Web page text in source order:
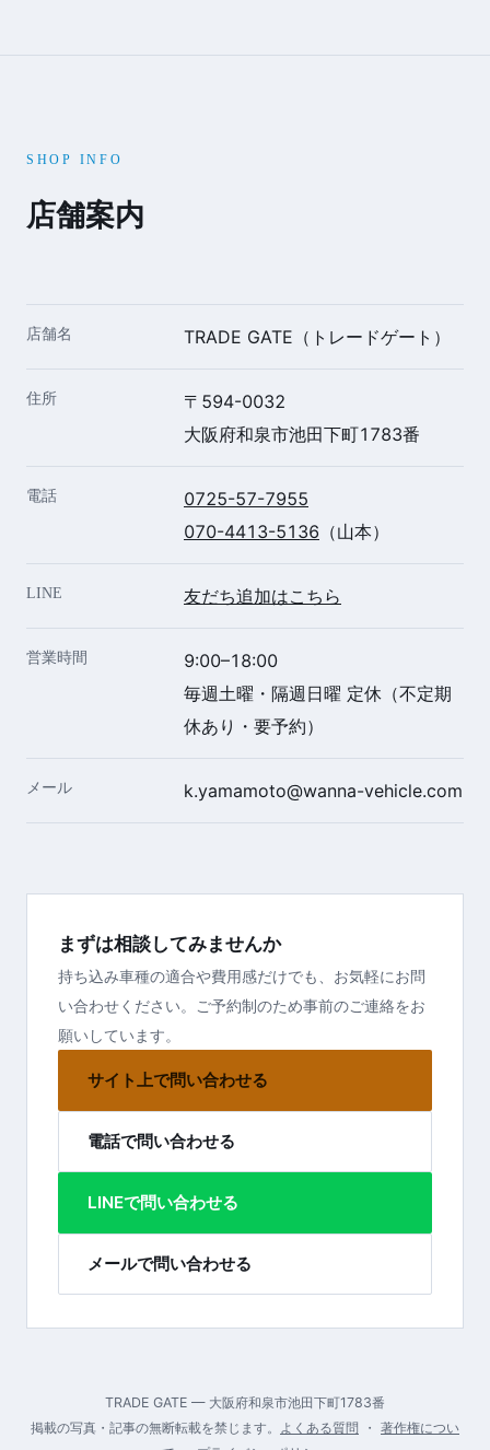
SHOP INFO
店舗案内
店舗名 TRADE GATE（トレードゲート）
住所
〒594-0032
大阪府和泉市池田下町1783番
電話
0725-57-7955
070-4413-5136 （山本）
LINE 友だち追加はこちら
営業時間
9:00–18:00
毎週土曜・隔週日曜 定休（不定期
休あり・要予約）
メール k.yamamoto@wanna-vehicle.com
まずは相談してみませんか
持ち込み車種の適合や費用感だけでも、お気軽にお問
い合わせください。ご予約制のため事前のご連絡をお
願いしています。
サイト上で問い合わせる
電話で問い合わせる
LINEで問い合わせる
メールで問い合わせる
TRADE GATE — 大阪府和泉市池田下町1783番
掲載の写真・記事の無断転載を禁じます。
よくある質問 ・ 著作権につい